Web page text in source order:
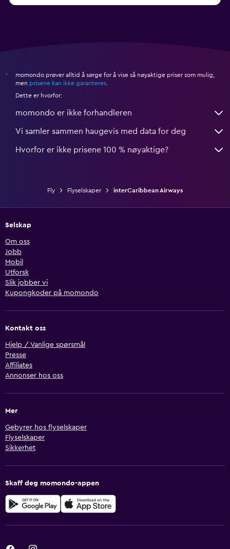
*
momondo prøver alltid å sørge for å vise så nøyaktige priser som mulig,
men prisene kan ikke garanteres
Dette er hvorfor:
momondo er ikke forhandleren
Vi samler sammen haugevis med data for deg
Hvorfor er ikke prisene 100 % nøyaktige?
Fly Flyselskaper interCaribbean Airways
Selskap
Om oss
Jobb
Mobil
Utforsk
Slik jobber vi
Kupongkoder på momondo
Kontakt oss
Hjelp / Vanlige spørsmål
Presse
Affiliates
Annonser hos oss
Mer
Gebyrer hos flyselskaper
Flyselskaper
Sikkerhet
Skaff deg momondo-appen